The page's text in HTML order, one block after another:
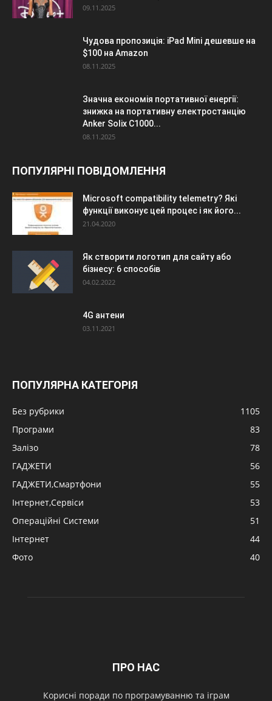
09.11.2025
Чудова пропозиція: iPad Mini дешевше на
$100 на Amazon
08.11.2025
Значна економія портативної енергії:
знижка на портативну електростанцію
Anker Solix C1000...
08.11.2025
ПОПУЛЯРНІ ПОВІДОМЛЕННЯ
Microsoft compatibility telemetry? Які
функції виконує цей процес і як його...
21.04.2020
Як створити логотип для сайту або
бізнесу: 6 способів
04.02.2022
4G антени
03.11.2021
ПОПУЛЯРНА КАТЕГОРІЯ
Без рубрики
1105
Програми
83
Залізо
78
ГАДЖЕТИ
56
ГАДЖЕТИ,Смартфони
55
Інтернет,Сервіси
53
Операційні Системи
51
Інтернет
44
Фото
40
ПРО НАС
Корисні поради по програмуванню та іграм